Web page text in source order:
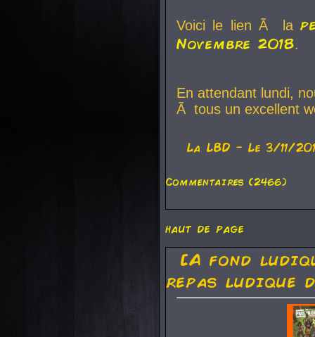
Voici le lien Ã la
Novembre 2018.
En attendant lundi,
Ã tous un excellent
La LBD - Le 3/11/
Commentaires (2466)
haut de page
[A fond
repas ludique